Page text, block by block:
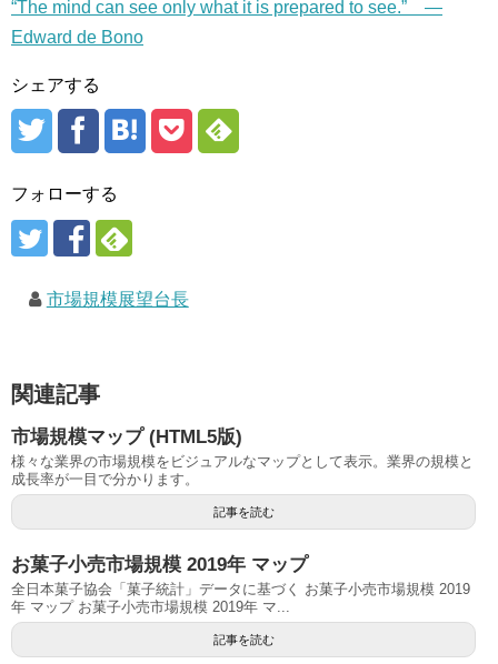
“The mind can see only what it is prepared to see.” —
Edward de Bono
シェアする
フォローする
市場規模展望台長
関連記事
市場規模マップ (HTML5版)
様々な業界の市場規模をビジュアルなマップとして表示。業界の規模と
成長率が一目で分かります。
記事を読む
お菓子小売市場規模 2019年 マップ
全日本菓子協会「菓子統計」データに基づく お菓子小売市場規模 2019
年 マップ お菓子小売市場規模 2019年 マ...
記事を読む